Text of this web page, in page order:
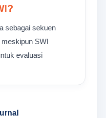
sebagai sekuen
SWI
evaluasi